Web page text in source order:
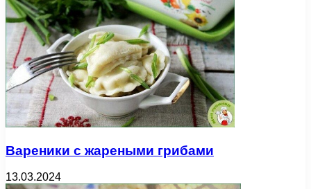
Вареники с жареными грибами
13.03.2024